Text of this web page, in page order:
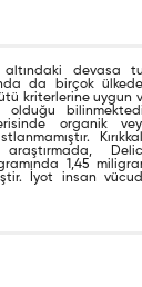
devasa
da birçok
kriterlerine uygun
organik
1,45
İyot insan